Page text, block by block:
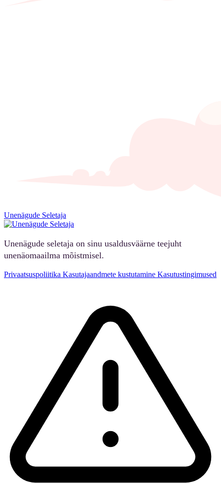
Unenägude Seletaja
Unenägude seletaja on sinu usaldusväärne teejuht
unenäomaailma mõistmisel.
Privaatsuspoliitika Kasutajaandmete kustutamine Kasutustingimused